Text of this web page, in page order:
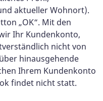
aktueller Wohnort).
„OK“. Mit den
Ihr Kundenkonto,
nicht von
hinausgehende
Ihrem Kundenkonto
findet nicht statt.